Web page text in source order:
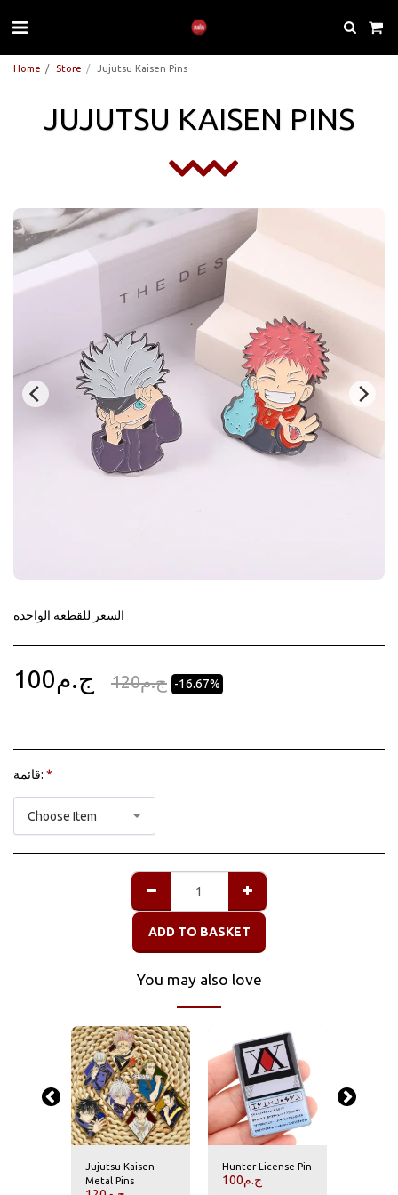
Home Store Jujutsu Kaisen Pins
JUJUTSU KAISEN PINS
السعر للقطعة الواحدة
ج.م100 ج.م120 -16.67%
قائمة: *
Choose Item
ADD TO BASKET
You may also love
Jujutsu Kaisen
Metal Pins
Hunter License Pin
ج.م100